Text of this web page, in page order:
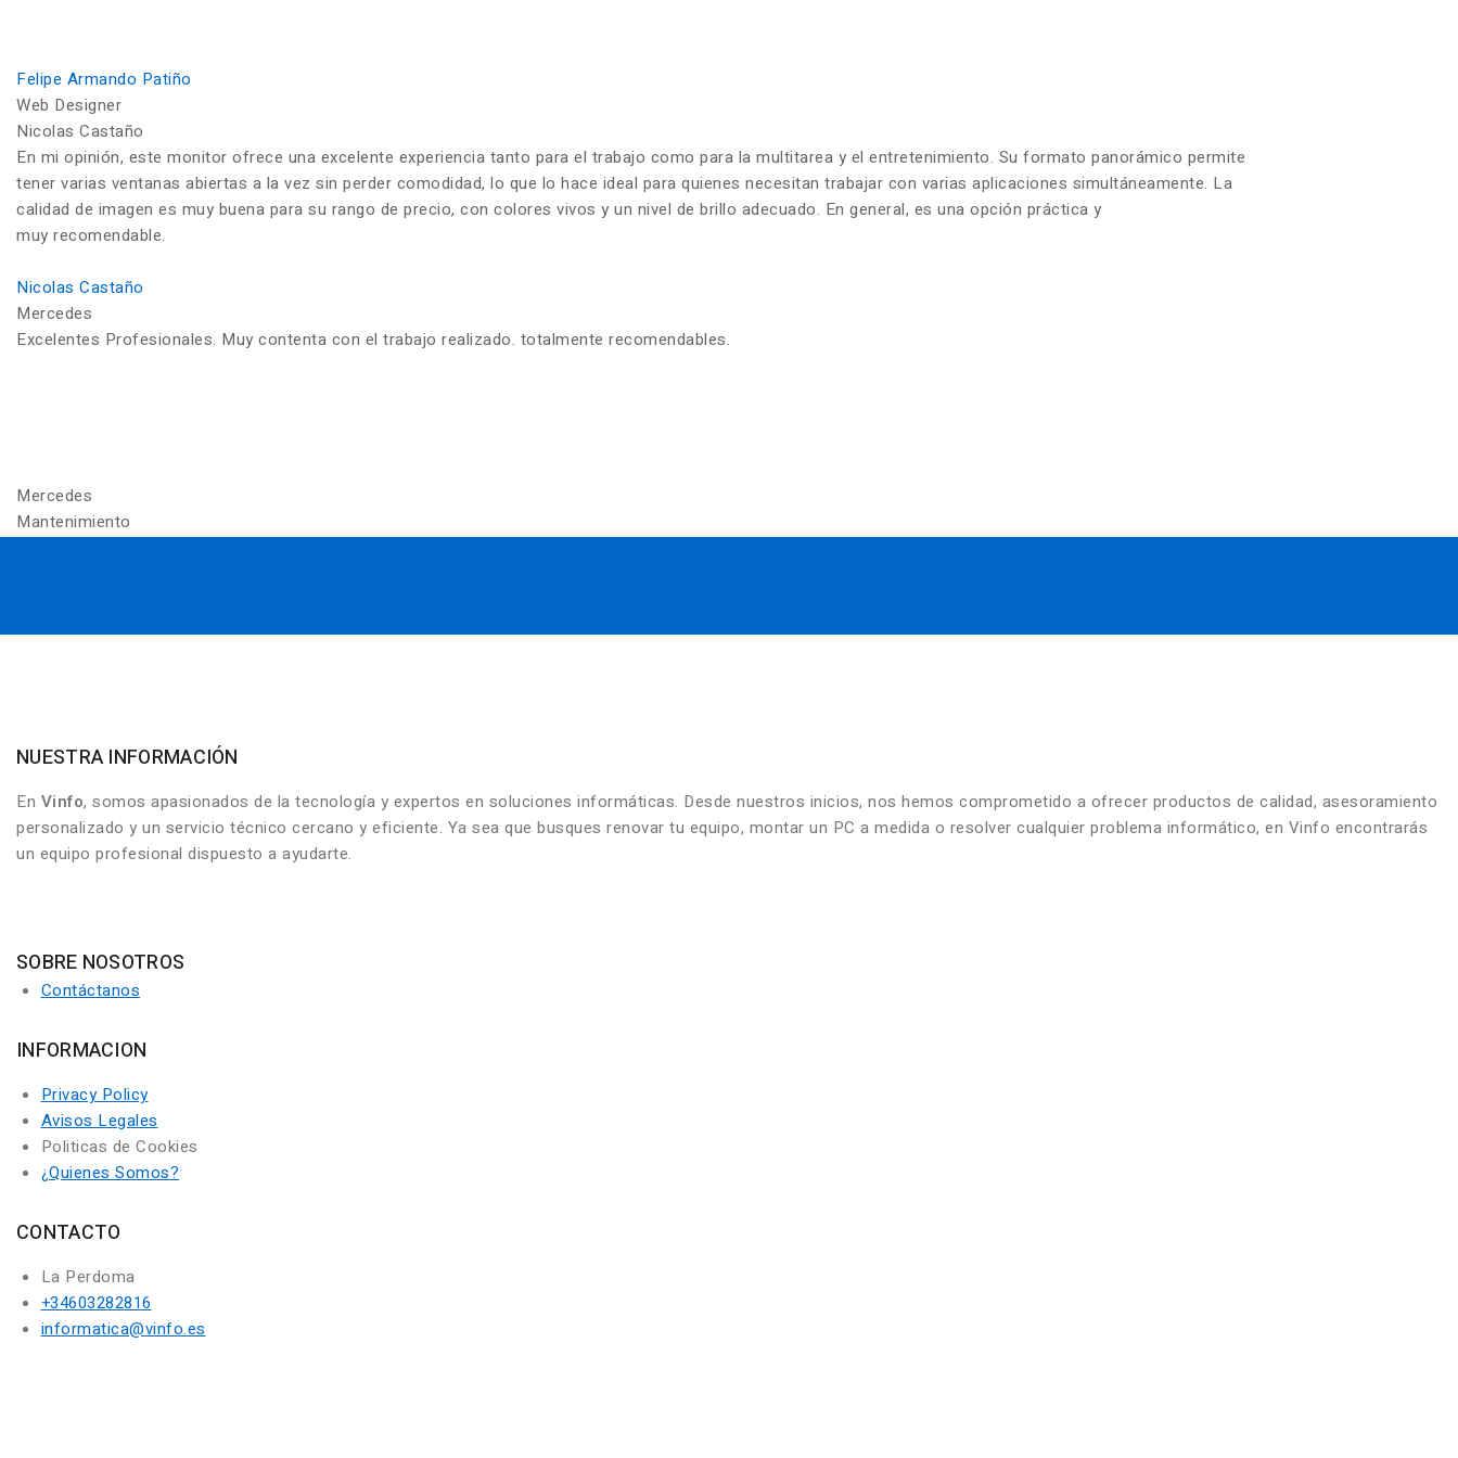
Felipe Armando Patiño
Web Designer
Nicolas Castaño
En mi opinión, este monitor ofrece una excelente experiencia tanto para el trabajo como para la multitarea y el entretenimiento. Su formato panorámico permite
tener varias ventanas abiertas a la vez sin perder comodidad, lo que lo hace ideal para quienes necesitan trabajar con varias aplicaciones simultáneamente. La
calidad de imagen es muy buena para su rango de precio, con colores vivos y un nivel de brillo adecuado. En general, es una opción práctica y
muy recomendable.
Nicolas Castaño
Mercedes
Excelentes Profesionales. Muy contenta con el trabajo realizado. totalmente recomendables.
Mercedes
Mantenimiento
NUESTRA INFORMACIÓN
En Vinfo, somos apasionados de la tecnología y expertos en soluciones informáticas. Desde nuestros inicios, nos hemos comprometido a ofrecer productos de calidad, asesoramiento
personalizado y un servicio técnico cercano y eficiente. Ya sea que busques renovar tu equipo, montar un PC a medida o resolver cualquier problema informático, en Vinfo encontrarás
un equipo profesional dispuesto a ayudarte.
SOBRE NOSOTROS
Contáctanos
INFORMACION
Privacy Policy
Avisos Legales
Politicas de Cookies
¿Quienes Somos?
CONTACTO
La Perdoma
+34603282816
informatica@vinfo.es